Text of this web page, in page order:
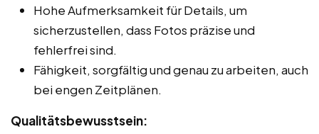
Hohe Aufmerksamkeit für Details, um
sicherzustellen, dass Fotos präzise und
fehlerfrei sind.
Fähigkeit, sorgfältig und genau zu arbeiten, auch
bei engen Zeitplänen.
Qualitätsbewusstsein: